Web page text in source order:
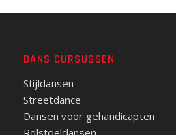
DANS CURSUSSEN
Stijldansen
Streetdance
Dansen voor gehandicapten
Rolstoeldansen